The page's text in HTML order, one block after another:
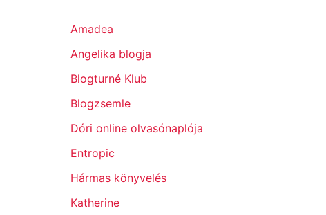
Amadea
Angelika blogja
Blogturné Klub
Blogzsemle
Dóri online olvasónaplója
Entropic
Hármas könyvelés
Katherine